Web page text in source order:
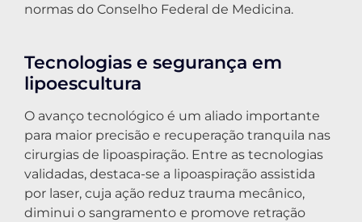
normas do Conselho Federal de Medicina.
Tecnologias e segurança em
lipoescultura
O avanço tecnológico é um aliado importante
para maior precisão e recuperação tranquila nas
cirurgias de lipoaspiração. Entre as tecnologias
validadas, destaca-se a lipoaspiração assistida
por laser, cuja ação reduz trauma mecânico,
diminui o sangramento e promove retração